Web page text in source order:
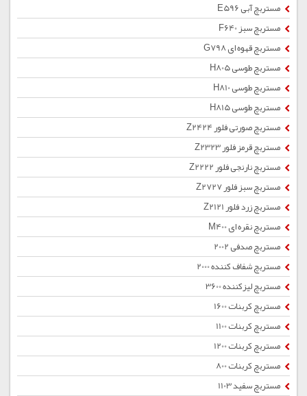
مستربچ آبی E596
مستربچ سبز F640
مستربچ قهوه ای G798
مستربچ طوسی H805
مستربچ طوسی H810
مستربچ طوسی H815
مستربچ صورتی فلور Z2424
مستربچ قرمز فلور Z2323
مستربچ نارنجی فلور Z2222
مستربچ سبز فلور Z2727
مستربچ زرد فلور Z2121
مستربچ نقره ای M400
مستربچ صدفی 2002
مستربچ شفاف کننده 2000
مستربچ لیزکننده 3600
مستربچ کربنات 1600
مستربچ کربنات 1100
مستربچ کربنات 1200
مستربچ کربنات 800
مستربچ سفید 1103